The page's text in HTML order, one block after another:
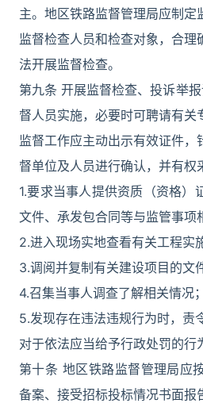
主。地区铁路监督管理局应制定
监督检查人员和检查对象，合理
法开展监督检查。
第九条 开展监督检查、投诉举
督人员实施，必要时可聘请有关
监督工作应主动出示有效证件，
督单位及人员进行确认，并有权
1.要求当事人提供资质（资格）
文件、承发包合同等与监管事项
2.进入现场实地查看有关工程实
3.调阅并复制有关建设项目的文
4.召集当事人调查了解相关情况；
5.发现存在违法违规行为时，责
对于依法应当给予行政处罚的行
第十条 地区铁路监督管理局应
备案、接受招标投标情况书面报